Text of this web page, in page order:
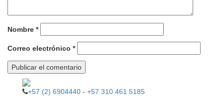
Nombre *
Correo electrónico *
+57 (2) 6904440 - +57 310 461 5185